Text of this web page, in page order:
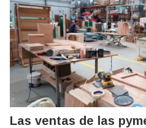
Las ventas de las